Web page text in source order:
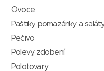
Ovoce
Paštiky, pomazánky a
Pečivo
Polevy, zdobení
Polotovary